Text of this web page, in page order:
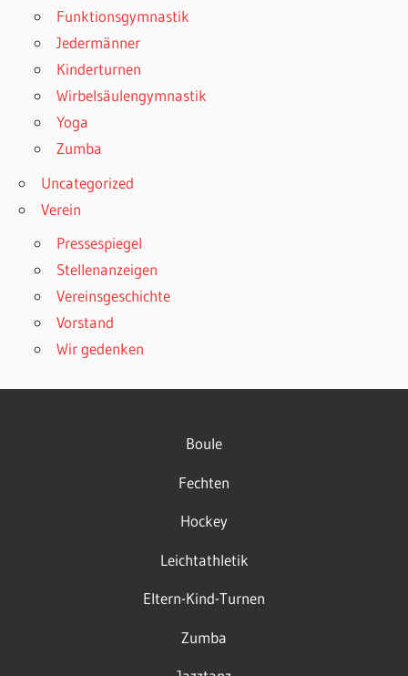
Funktionsgymnastik
Jedermänner
Kinderturnen
Wirbelsäulengymnastik
Yoga
Zumba
Uncategorized
Verein
Pressespiegel
Stellenanzeigen
Vereinsgeschichte
Vorstand
Wir gedenken
Boule
Fechten
Hockey
Leichtathletik
Eltern-Kind-Turnen
Zumba